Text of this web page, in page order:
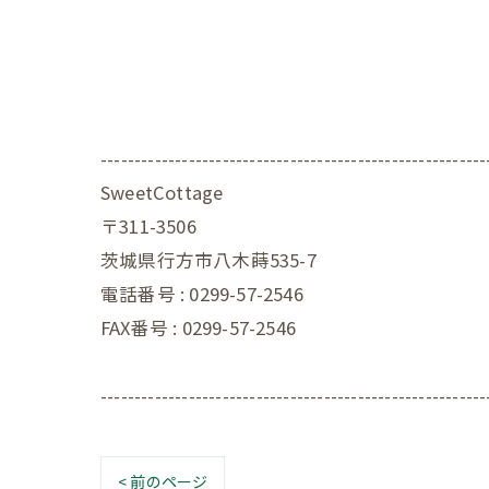
SweetCottage
〒311-3506
茨城県行方市八木蒔535-7
電話番号 : 0299-57-2546
FAX番号 : 0299-57-2546
< 前のページ